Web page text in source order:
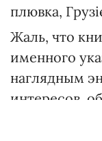
плювка,
Жаль, что
именного
наглядным
интересов,
Р.Чилачавы